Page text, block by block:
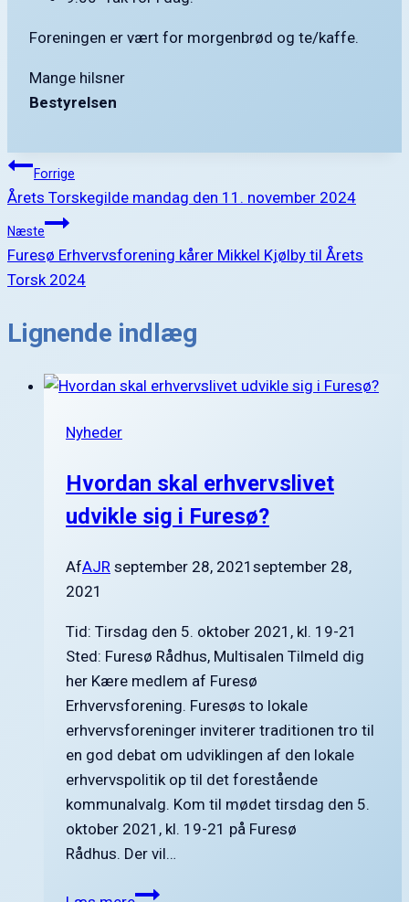
Foreningen er vært for morgenbrød og te/kaffe.
Mange hilsner
Bestyrelsen
Indlægsnavigation
Forrige
Årets Torskegilde mandag den 11. november 2024
Næste
Furesø Erhvervsforening kårer Mikkel Kjølby til Årets
Torsk 2024
Lignende indlæg
Nyheder
Hvordan skal erhvervslivet
udvikle sig i Furesø?
AfAJR september 28, 2021 september 28,
2021
Tid: Tirsdag den 5. oktober 2021, kl. 19-21
Sted: Furesø Rådhus, Multisalen Tilmeld dig
her Kære medlem af Furesø
Erhvervsforening. Furesøs to lokale
erhvervsforeninger inviterer traditionen tro til
en god debat om udviklingen af den lokale
erhvervspolitik op til det forestående
kommunalvalg. Kom til mødet tirsdag den 5.
oktober 2021, kl. 19-21 på Furesø
Rådhus. Der vil…
Hvordan